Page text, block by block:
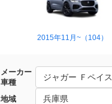
2015年11月~（104）
メーカー
車種
ジャガー Ｆペイス
地域 兵庫県